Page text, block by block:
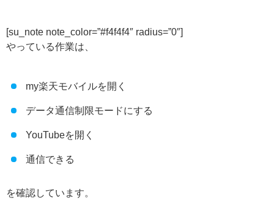
[su_note note_color=”#f4f4f4″ radius=”0″]
やっている作業は、
my楽天モバイルを開く
データ通信制限モードにする
YouTubeを開く
通信できる
を確認しています。